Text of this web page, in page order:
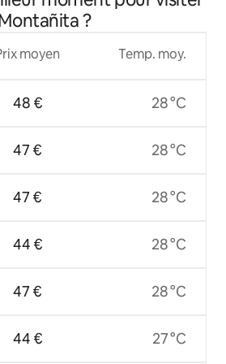
?
moyen
48 €
47 €
47 €
44 €
47 €
44 €
Temp. moy.
28 °C
28 °C
28 °C
28 °C
28 °C
27 °C